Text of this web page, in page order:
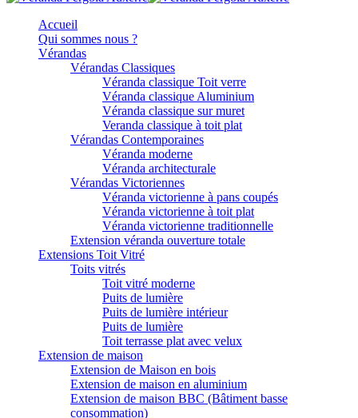
Accueil
Qui sommes nous ?
Vérandas
Vérandas Classiques
Véranda classique Toit verre
Véranda classique Aluminium
Véranda classique sur muret
Veranda classique à toit plat
Vérandas Contemporaines
Véranda moderne
Véranda architecturale
Vérandas Victoriennes
Véranda victorienne à pans coupés
Véranda victorienne à toit plat
Véranda victorienne traditionnelle
Extension véranda ouverture totale
Extensions Toit Vitré
Toits vitrés
Toit vitré moderne
Puits de lumière
Puits de lumière intérieur
Puits de lumière
Toit terrasse plat avec velux
Extension de maison
Extension de Maison en bois
Extension de maison en aluminium
Extension de maison BBC (Bâtiment basse
consommation)